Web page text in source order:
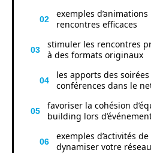
exemples
rencontres efficaces
stimuler les rencontres
à des formats originaux
les apports des
conférences dans le
favoriser la cohésion
building lors
exemples d’activités
dynamiser votre réseau